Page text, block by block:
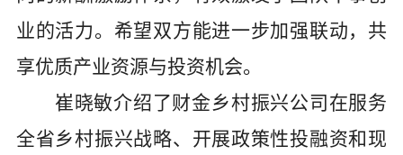
业的活力。希望双方能进一步加强联动，共
享优质产业资源与投资机会。
崔晓敏介绍了财金乡村振兴公司在服务
全省乡村振兴战略、开展政策性投融资和现